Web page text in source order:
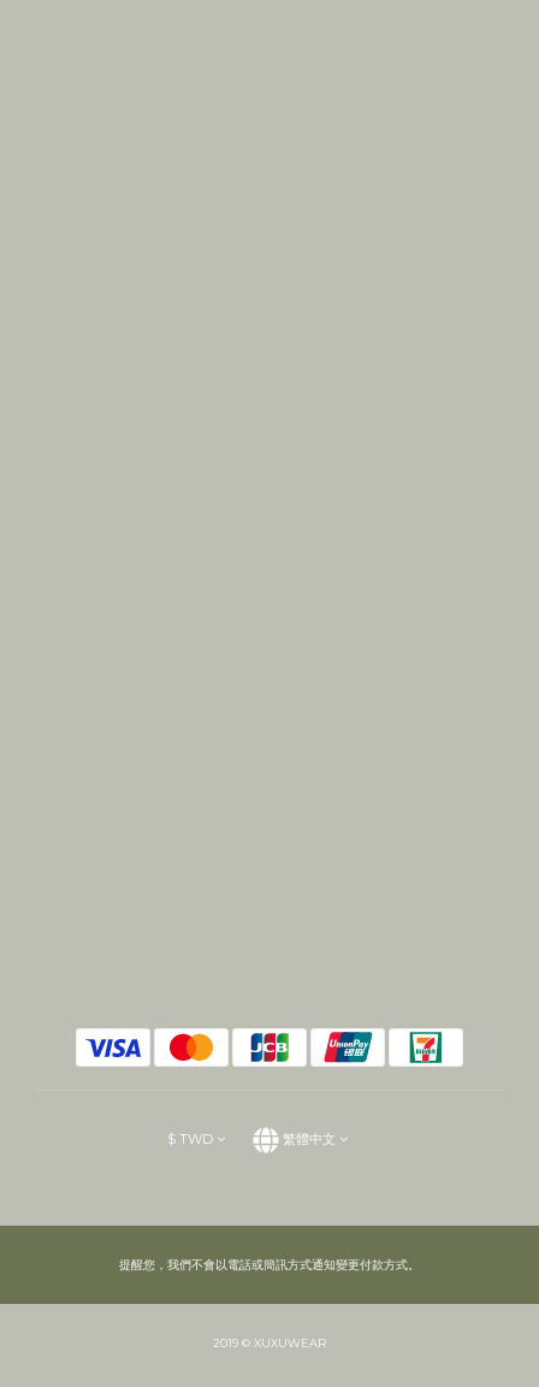
$ TWD 繁體中文
提醒您，我們不會以電話或簡訊方式通知變更付款方式。
2019 © XUXUWEAR